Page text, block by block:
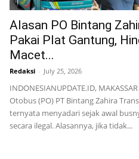
Alasan PO Bintang
Pakai Plat Gantung,
Macet...
Redaksi - July 25, 2026
INDONESIANUPDATE.ID,
Otobus (PO) PT Bintang Zahira
ternyata menyadari sejak awal
secara ilegal. Alasannya, jika tidak...